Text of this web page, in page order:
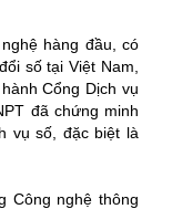
hàng đầu, có
số tại Việt Nam,
Cổng Dịch vụ
đã chứng minh
vụ số, đặc biệt là
Công nghệ thông